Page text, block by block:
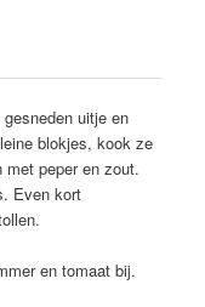
uitje en
blokjes, kook ze
met peper en zout.
Even kort
en tomaat bij.